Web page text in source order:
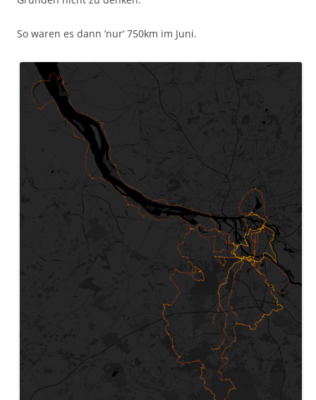
So waren es dann ’nur‘ 750km im Juni.